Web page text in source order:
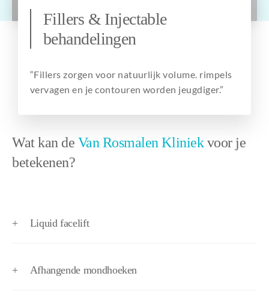
Over ons
Fillers & Injectable
behandelingen
“Fillers zorgen voor natuurlijk volume. rimpels
vervagen en je contouren worden jeugdiger.”
Wat kan de Van Rosmalen Kliniekvoor je
betekenen?
+ Liquid facelift
+ Afhangende mondhoeken